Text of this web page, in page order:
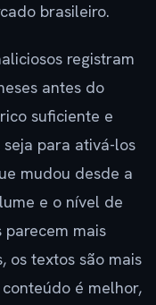
brasileiro.
registram
antes do
suficiente e
para ativá-los
mudou desde a
e o nível de
parecem mais
os textos são mais
é melhor,